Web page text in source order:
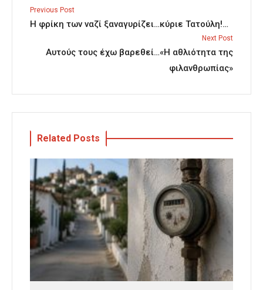
Previous Post
Η φρίκη των ναζί ξαναγυρίζει…κύριε Τατούλη!…
Next Post
Αυτούς τους έχω βαρεθεί…«Η αθλιότητα της
φιλανθρωπίας»
Related Posts